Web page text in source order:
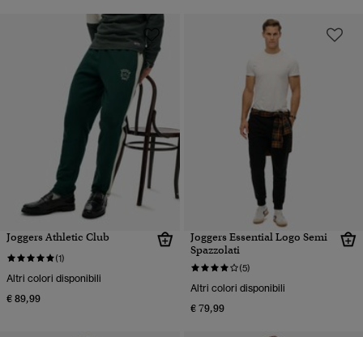
Joggers Athletic Club
(1)
Altri colori disponibili
€ 89,99
Joggers Essential Logo Semi
Spazzolati
(5)
Altri colori disponibili
€ 79,99